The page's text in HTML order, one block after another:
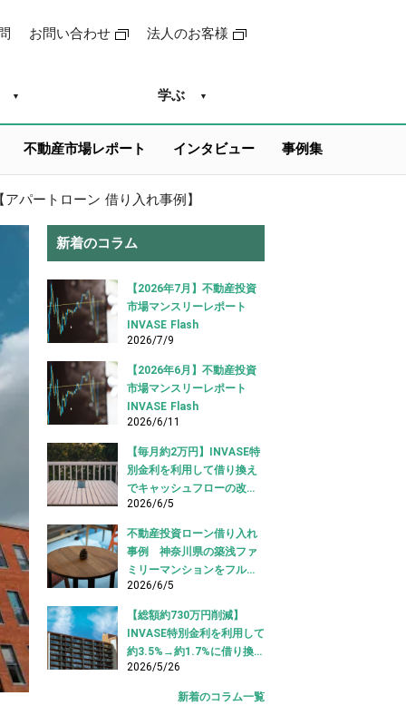
お問い合わせ 法人のお客様
学ぶ
不動産市場レポート インタビュー 事例集
パートローン 借り入れ事例】
新着のコラム
【2026年7月】不動産投資
市場マンスリーレポート
INVASE Flash
2026/7/9
【2026年6月】不動産投資
市場マンスリーレポート
INVASE Flash
2026/6/11
【毎月約2万円】INVASE特
別金利を利用して借り換え
でキャッシュフローの改善
に成功！｜東京都江東区
【不動産投資ローン 借り換
え事例】
2026/6/5
不動産投資ローン借り入れ
事例 神奈川県の築浅ファ
ミリーマンションをフルロ
ーンで借り入れ成功【不動
産投資ローン借り入れ事
例】
2026/6/5
【総額約730万円削減】
INVASE特別金利を利用して
約3.5%→約1.7%に借り換え
成功！｜東京都中央区【不
動産投資ローン 借り換え事
2026/5/26
新着のコラム一覧